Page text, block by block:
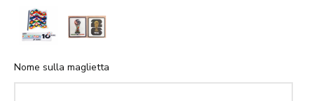
Nome sulla maglietta